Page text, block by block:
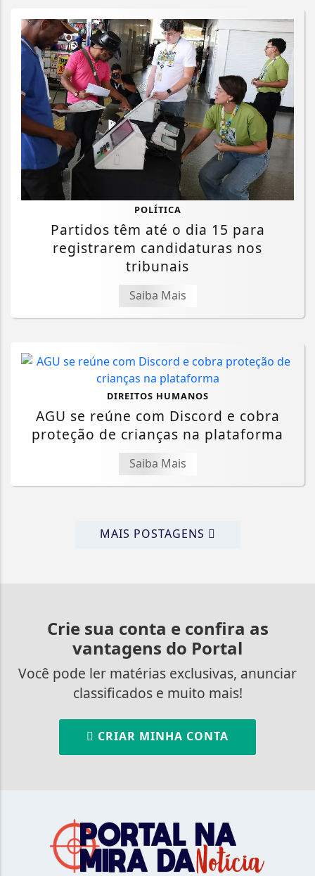
POLÍTICA
Partidos têm até o dia 15 para
registrarem candidaturas nos
tribunais
Saiba Mais
DIREITOS HUMANOS
AGU se reúne com Discord e cobra
proteção de crianças na plataforma
Saiba Mais
MAIS POSTAGENS
Crie sua conta e confira as
vantagens do Portal
Você pode ler matérias exclusivas, anunciar
classificados e muito mais!
CRIAR MINHA CONTA